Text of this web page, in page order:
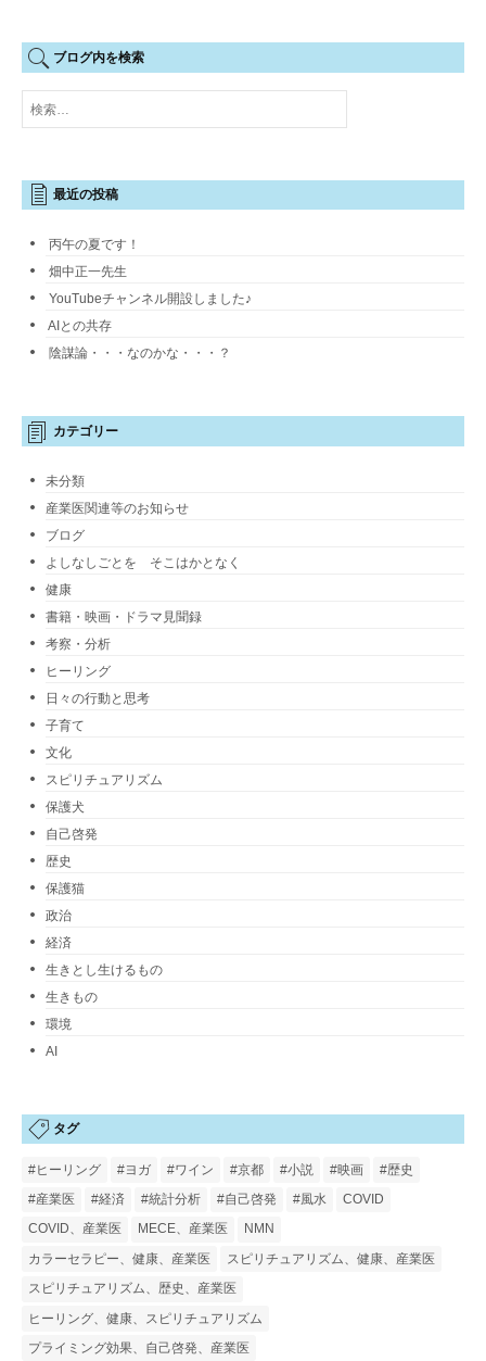
ブログ内を検索
検
索:
最近の投稿
丙午の夏です！
畑中正一先生
YouTubeチャンネル開設しました♪
AIとの共存
陰謀論・・・なのかな・・・？
カテゴリー
未分類
産業医関連等のお知らせ
ブログ
よしなしごとを そこはかとなく
健康
書籍・映画・ドラマ見聞録
考察・分析
ヒーリング
日々の行動と思考
子育て
文化
スピリチュアリズム
保護犬
自己啓発
歴史
保護猫
政治
経済
生きとし生けるもの
生きもの
環境
AI
タグ
#ヒーリング #ヨガ #ワイン #京都 #小説 #映画
#歴史
#産業医
#経済 #統計分析 #自己啓発 #風水
COVID
COVID、産業医
MECE、産業医
NMN
カラーセラピー、健康、産業医
スピリチュアリズム、健康、産業医
スピリチュアリズム、歴史、産業医
ヒーリング、健康、スピリチュアリズム
プライミング効果、自己啓発、産業医